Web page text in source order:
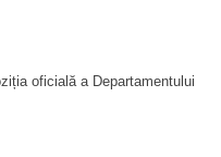
oficială a Departamentului